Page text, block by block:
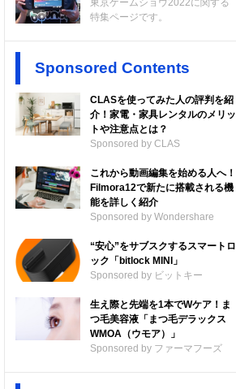
東京ゲームショウ2022に関する
特集ページです。
Sponsored Contents
CLASを使ってみた人の評判を紹
介！家電・家具レンタルのメリッ
トや注意点とは？
Sponsored by CLAS
これから動画編集を始める人へ！
Filmora12で新たに搭載される機
能を詳しく紹介
Sponsored by Wondershare
“安心”をサブスクするスマートロ
ック「bitlock MINI」
Sponsored by ビットキー
生え際と先端を1本でWケア！ま
つ毛美容液「まつ毛デラックス
WMOA（ウモア）」
Sponsored by ファーマフーズ